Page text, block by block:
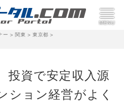
ー > 関東 >東京都 >
投資で安定収入源
ション経営がよく